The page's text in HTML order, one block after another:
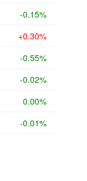
-0.15%
+0.30%
-0.55%
-0.02%
0.00%
-0.01%